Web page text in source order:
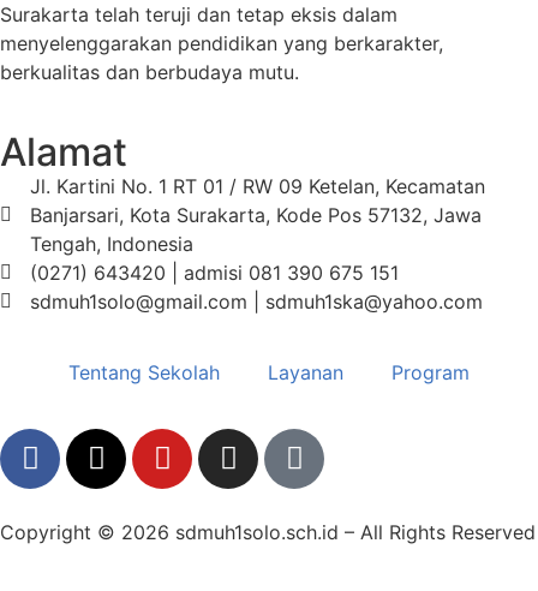
Surakarta telah teruji dan tetap eksis dalam
menyelenggarakan pendidikan yang berkarakter,
berkualitas dan berbudaya mutu.
Alamat
Jl. Kartini No. 1 RT 01 / RW 09 Ketelan, Kecamatan
Banjarsari, Kota Surakarta, Kode Pos 57132, Jawa
Tengah, Indonesia
(0271) 643420 | admisi 081 390 675 151
sdmuh1solo@gmail.com | sdmuh1ska@yahoo.com
Tentang Sekolah Layanan Program
Copyright © 2026 sdmuh1solo.sch.id – All Rights Reserved